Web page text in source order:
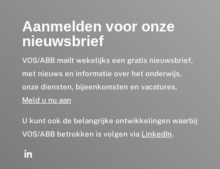
Aanmelden voor onze
nieuwsbrief
VOS/ABB mailt wekelijks een gratis nieuwsbrief,
met nieuws en informatie over het onderwijs,
onze diensten, bijeenkomsten en vacatures.
Meld u nu aan
U kunt ook de belangrijke ontwikkelingen waarbij
VOS/ABB betrokken is volgen via LinkedIn.